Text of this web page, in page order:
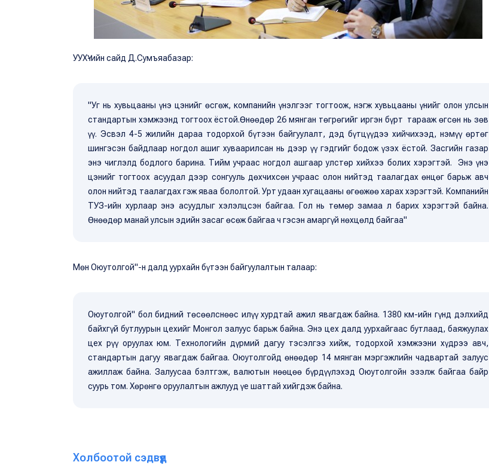
УУХҮ-ийн сайд Д.Сумъяабазар:
"Уг нь хувьцааны үнэ цэнийг өсгөж, компанийн үнэлгээг тогтоож, нэгж хувьцааны үнийг олон улсын
стандартын хэмжээнд тогтоох ёстой.Өнөөдөр 26 мянган төгрөгийг иргэн бүрт тарааж өгсөн нь зөв
үү. Эсвэл 4-5 жилийн дараа тодорхой бүтээн байгуулалт, дэд бүтцүүдээ хийчихээд, нэмүү өртөг
шингэсэн байдлаар ногдол ашиг хуваарилсан нь дээр үү гэдгийг бодож үзэх ёстой. Засгийн газар
энэ чиглэлд бодлого барина. Тийм учраас ногдол ашгаар улстөр хийхээ болих хэрэгтэй. Энэ үнэ
цэнийг тогтоох асуудал дээр сонгууль дөхчихсөн учраас олон нийтэд таалагдах өнцөг барьж авч
олон нийтэд таалагдах гэж яваа бололтой. Урт удаан хугацааны өгөөжөө харах хэрэгтэй. Компанийн
ТУЗ-ийн хурлаар энэ асуудлыг хэлэлцсэн байгаа. Гол нь төмөр замаа л барих хэрэгтэй байна.
Өнөөдөр манай улсын эдийн засаг өсөж байгаа ч гэсэн амаргүй нөхцөлд байгаа"
Мөн Оюутолгой"-н далд уурхайн бүтээн байгуулалтын талаар:
Оюутолгой" бол бидний төсөөлснөөс илүү хурдтай ажил явагдаж байна. 1380 км-ийн гүнд дэлхийд
байхгүй бутлуурын цехийг Монгол залуус барьж байна. Энэ цех далд уурхайгаас бутлаад, баяжуулах
цех рүү оруулах юм. Технологийн дүрмий дагуу тэсэлгээ хийж, тодорхой хэмжээни хүдрээ авч,
стандартын дагуу явагдаж байгаа. Оюутолгойд өнөөдөр 14 мянган мэргэжлийн чадвартай залуус
ажиллаж байна. Залуусаа бэлтгэж, валютын нөөцөө бүрдүүлэхэд Оюутолгойн эзэлж байгаа байр
суурь том. Хөрөнгө оруулалтын ажлууд үе шаттай хийгдэж байна.
Холбоотой сэдвүүд